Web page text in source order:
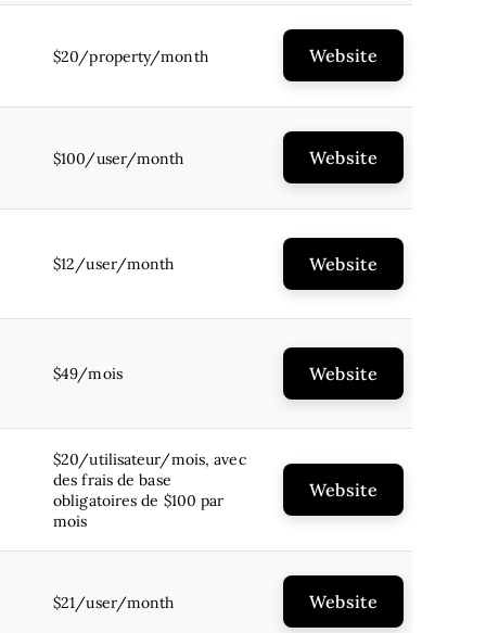
$20/property/month Website
$100/user/month Website
$12/user/month Website
$49/mois Website
$20/utilisateur/mois, avec
des frais de base
obligatoires de $100 par
mois
Website
$21/user/month Website